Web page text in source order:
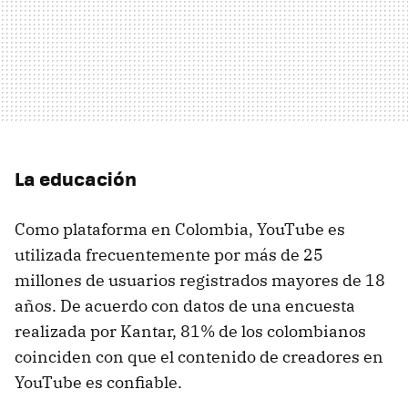
La educación
Como plataforma en Colombia, YouTube es
utilizada frecuentemente por más de 25
millones de usuarios registrados mayores de 18
años. De acuerdo con datos de una encuesta
realizada por Kantar, 81% de los colombianos
coinciden con que el contenido de creadores en
YouTube es confiable.